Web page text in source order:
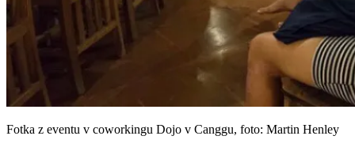
Fotka z eventu v coworkingu Dojo v Canggu, foto: Martin Henley